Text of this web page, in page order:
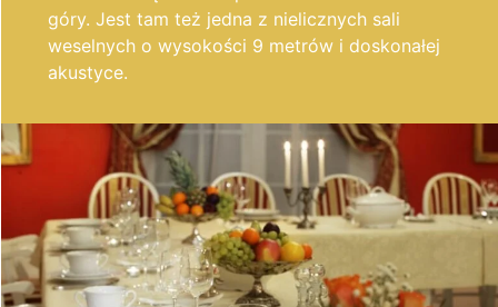
góry. Jest tam też jedna z nielicznych sali
weselnych o wysokości 9 metrów i doskonałej
akustyce.